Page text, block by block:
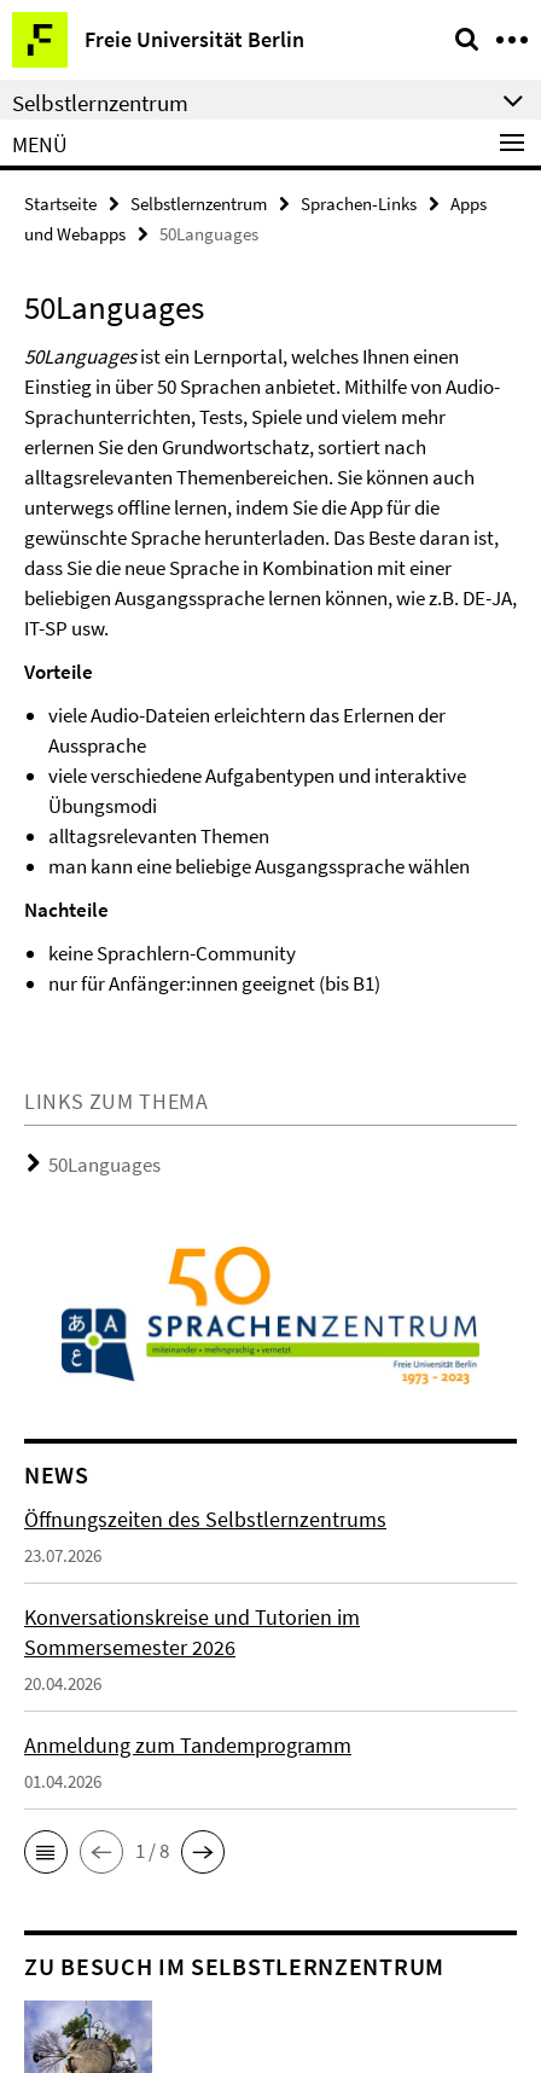
Springe
direkt
zu
Inhalt
Freie Universität Berlin
Service-
Navigation
Selbstlernzentrum
MENÜ
Startseite Selbstlernzentrum Sprachen-Links
Apps
und Webapps
50Languages
50Languages
50Languagesist ein Lernportal, welches Ihnen einen
Einstieg in über 50 Sprachen anbietet. Mithilfe von Audio-
Sprachunterrichten, Tests, Spiele und vielem mehr
erlernen Sie den Grundwortschatz, sortiert nach
alltagsrelevanten Themenbereichen. Sie können auch
unterwegs offline lernen, indem Sie die App für die
gewünschte Sprache herunterladen. Das Beste daran ist,
dass Sie die neue Sprache in Kombination mit einer
beliebigen Ausgangssprache lernen können, wie z.B. DE-JA,
IT-SP usw.
Vorteile
viele Audio-Dateien erleichtern das Erlernen der
Aussprache
viele verschiedene Aufgabentypen und interaktive
Übungsmodi
alltagsrelevanten Themen
man kann eine beliebige Ausgangssprache wählen
Nachteile
keine Sprachlern-Community
nur für Anfänger:innen geeignet (bis B1)
LINKS ZUM THEMA
50Languages
NEWS
Öffnungszeiten des Selbstlernzentrums
23.07.2026
Konversationskreise und Tutorien im
Sommersemester 2026
20.04.2026
Anmeldung zum Tandemprogramm
01.04.2026
1 / 8
ZU BESUCH IM SELBSTLERNZENTRUM